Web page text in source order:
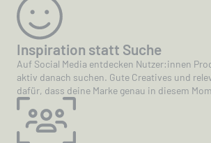
Inspiration statt Suche
Auf Social Media entdecken Nutzer:innen
aktiv danach suchen. Gute Creatives und
dafür, dass deine Marke genau in diesem